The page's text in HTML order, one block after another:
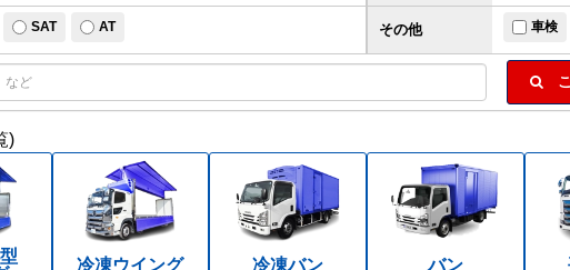
こ
SAT AT その他 車検
)
冷凍ウイング 冷凍バン バン